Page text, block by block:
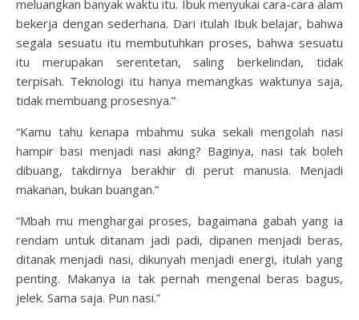
meluangkan banyak waktu itu. Ibuk menyukai cara-cara alam
bekerja dengan sederhana. Dari itulah Ibuk belajar, bahwa
segala sesuatu itu membutuhkan proses, bahwa sesuatu
itu merupakan serentetan, saling berkelindan, tidak
terpisah. Teknologi itu hanya memangkas waktunya saja,
tidak membuang prosesnya.”
“Kamu tahu kenapa mbahmu suka sekali mengolah nasi
hampir basi menjadi nasi aking? Baginya, nasi tak boleh
dibuang, takdirnya berakhir di perut manusia. Menjadi
makanan, bukan buangan.”
“Mbah mu menghargai proses, bagaimana gabah yang ia
rendam untuk ditanam jadi padi, dipanen menjadi beras,
ditanak menjadi nasi, dikunyah menjadi energi, itulah yang
penting. Makanya ia tak pernah mengenal beras bagus,
jelek. Sama saja. Pun nasi.”